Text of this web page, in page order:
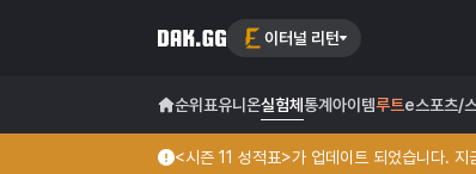
이터널 리턴
순위표유니온실험체 통계 아이템루트e스포츠/
<시즌 11 성적표>가 업데이트 되었습니다. 지